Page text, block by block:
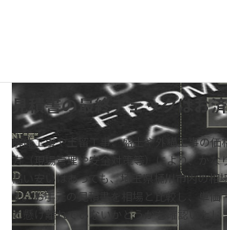
見積書の最終チェックはお
解体工事や土留工事、盛土や外構工事の価
方（現場管理や安全対策等）により、かな
高い安いはあっても、埼玉県桶川市内の相
す。お手元の見積書を相場と比較し、単価
と懸け離れていないかどうかを確認いたし